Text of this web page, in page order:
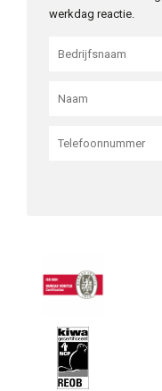
werkdag reactie.